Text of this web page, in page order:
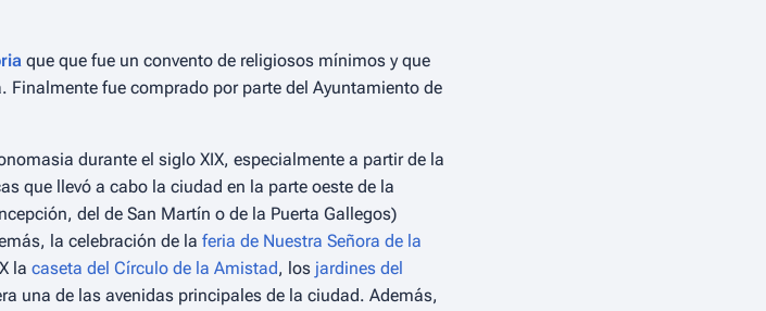
que que fue un convento de religiosos mínimos y que
fue comprado por parte del Ayuntamiento de
durante el siglo XIX, especialmente a partir de la
que llevó a cabo la ciudad en la parte oeste de la
del de San Martín o de la Puerta Gallegos)
la celebración de la feria de Nuestra Señora de la
la caseta del Círculo de la Amistad, los jardines del
una de las avenidas principales de la ciudad. Además,